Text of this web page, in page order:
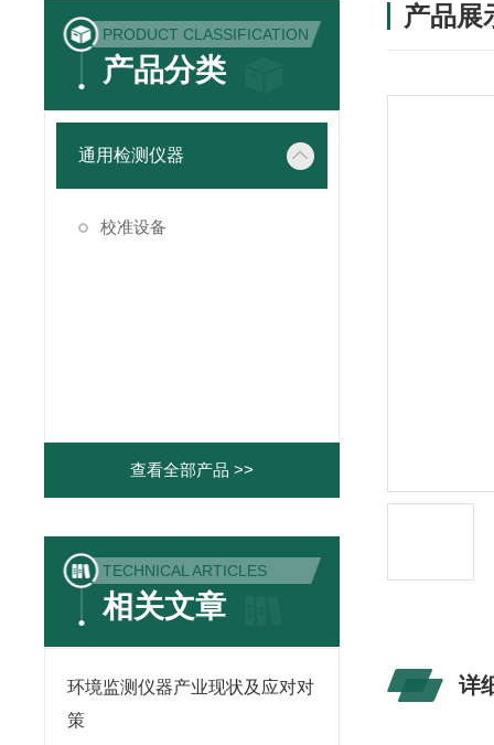
PRODUCT CLASSIFICATION
产品分类
通用检测仪器
校准设备
查看全部产品 >>
TECHNICAL ARTICLES
相关文章
环境监测仪器产业现状及应对对
策
产品展
详